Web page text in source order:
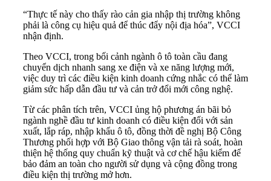
“Thực tế này cho thấy rào cản gia nhập thị trường không
phải là công cụ hiệu quả để thúc đẩy nội địa hóa”, VCCI
nhận định.
Theo VCCI, trong bối cảnh ngành ô tô toàn cầu đang
chuyển dịch nhanh sang xe điện và xe năng lượng mới,
việc duy trì các điều kiện kinh doanh cứng nhắc có thể làm
giảm sức hấp dẫn đầu tư và cản trở đổi mới công nghệ.
Từ các phân tích trên, VCCI ủng hộ phương án bãi bỏ
ngành nghề đầu tư kinh doanh có điều kiện đối với sản
xuất, lắp ráp, nhập khẩu ô tô, đồng thời đề nghị Bộ Công
Thương phối hợp với Bộ Giao thông vận tải rà soát, hoàn
thiện hệ thống quy chuẩn kỹ thuật và cơ chế hậu kiểm để
bảo đảm an toàn cho người sử dụng và cộng đồng trong
điều kiện thị trường mở hơn.